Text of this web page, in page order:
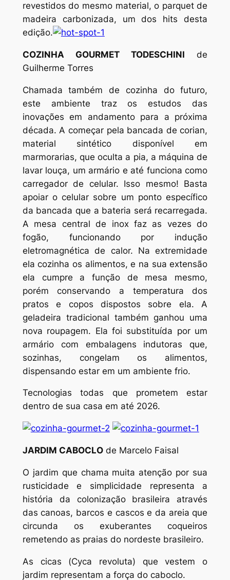
revestidos do mesmo material, o parquet de
madeira carbonizada, um dos hits desta
edição.
COZINHA GOURMET TODESCHINI de
Guilherme Torres
Chamada também de cozinha do futuro,
este ambiente traz os estudos das
inovações em andamento para a próxima
década. A começar pela bancada de corian,
material sintético disponível em
marmorarias, que oculta a pia, a máquina de
lavar louça, um armário e até funciona como
carregador de celular. Isso mesmo! Basta
apoiar o celular sobre um ponto específico
da bancada que a bateria será recarregada.
A mesa central de inox faz as vezes do
fogão, funcionando por indução
eletromagnética de calor. Na extremidade
ela cozinha os alimentos, e na sua extensão
ela cumpre a função de mesa mesmo,
porém conservando a temperatura dos
pratos e copos dispostos sobre ela. A
geladeira tradicional também ganhou uma
nova roupagem. Ela foi substituída por um
armário com embalagens indutoras que,
sozinhas, congelam os alimentos,
dispensando estar em um ambiente frio.
Tecnologias todas que prometem estar
dentro de sua casa em até 2026.
JARDIM CABOCLOde Marcelo Faisal
O jardim que chama muita atenção por sua
rusticidade e simplicidade representa a
história da colonização brasileira através
das canoas, barcos e cascos e da areia que
circunda os exuberantes coqueiros
remetendo as praias do nordeste brasileiro.
As cicas (Cyca revoluta) que vestem o
jardim representam a força do caboclo.